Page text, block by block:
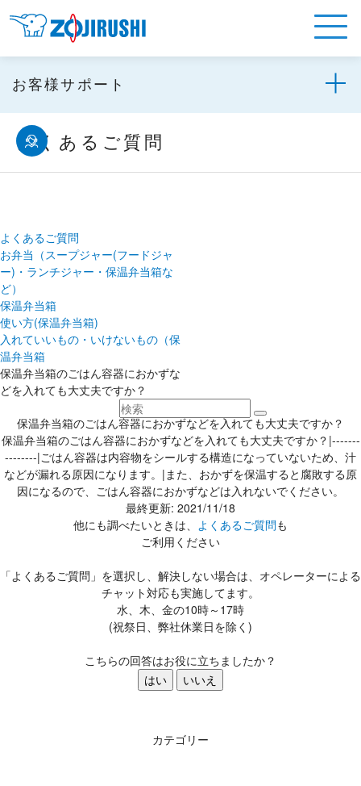
お客様サポート
よくあるご質問
よくあるご質問
お弁当（スープジャー(フードジャ
ー)・ランチジャー・保温弁当箱な
ど）
保温弁当箱
使い方(保温弁当箱)
入れていいもの・いけないもの（保
温弁当箱
保温弁当箱のごはん容器におかずな
どを入れても大丈夫ですか？
保温弁当箱のごはん容器におかずなどを入れても大丈夫ですか？
保温弁当箱のごはん容器におかずなどを入れても大丈夫ですか？|-------
--------|ごはん容器は内容物をシールする構造になっていないため、汁
などが漏れる原因になります。|また、おかずを保温すると腐敗する原
因になるので、ごはん容器におかずなどは入れないでください。
最終更新: 2021/11/18
他にも調べたいときは、 よくあるご質問も
ご利用ください
「よくあるご質問」を選択し、解決しない場合は、オペレーターによる
チャット対応も実施してます。
水、木、金の10時～17時
(祝祭日、弊社休業日を除く)
こちらの回答はお役に立ちましたか？
はい
いいえ
カテゴリー